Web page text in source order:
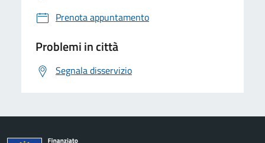
Prenota appuntamento
Problemi in città
Segnala disservizio